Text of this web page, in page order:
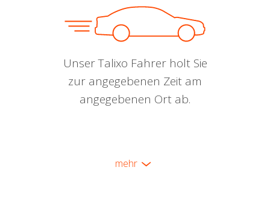
Unser Talixo Fahrer holt Sie
zur angegebenen Zeit am
angegebenen Ort ab.
mehr